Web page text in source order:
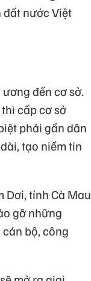
nước Việt
đến cơ sở.
cấp cơ sở
phải gần dân
tạo niềm tin
Dơi, tỉnh Cà Mau
gỡ những
bộ, công